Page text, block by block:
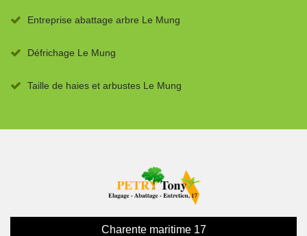
Entreprise abattage arbre Le Mung
Défrichage Le Mung
Taille de haies et arbustes Le Mung
Charente maritime 17